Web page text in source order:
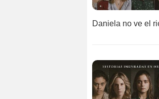
Daniela no ve el